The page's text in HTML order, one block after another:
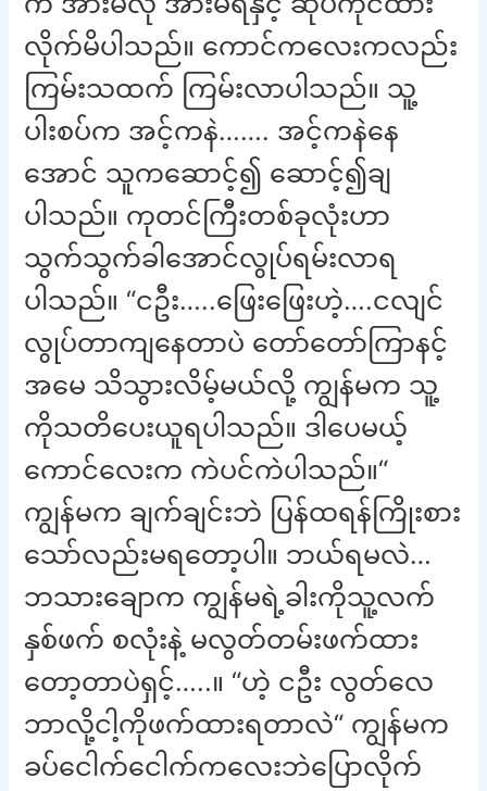
လိုက်မိပါသည်။ ကောင်ကလေးကလည်း
ကြမ်းသထက် ကြမ်းလာပါသည်။ သူ့
ပါးစပ်က အင့်ကနဲ……. အင့်ကနဲနေ
အောင် သူကဆောင့်၍ ဆောင့်၍ချ
ပါသည်။ ကုတင်ကြီးတစ်ခုလုံးဟာ
သွက်သွက်ခါအောင်လွုပ်ရမ်းလာရ
ပါသည်။ “ငဦး…..ဖြေးဖြေးဟဲ့….ငလျင်
လွုပ်တာကျနေတာပဲ တော်တော်ကြာနင့်
အမေ သိသွားလိမ့်မယ်လို့ ကျွန်မက သူ့
ကိုသတိပေးယူရပါသည်။ ဒါပေမယ့်
ကောင်လေးက ကဲပင်ကဲပါသည်။“
ကျွန်မက ချက်ချင်းဘဲ ပြန်ထရန်ကြိုးစား
သော်လည်းမရတော့ပါ။ ဘယ်ရမလဲ…
ဘသားချောက ကျွန်မရဲ့ခါးကိုသူ့လက်
နှစ်ဖက် စလုံးနဲ့ မလွတ်တမ်းဖက်ထား
တော့တာပဲရှင့်…..။ “ဟဲ့ ငဦး လွတ်လေ
ဘာလို့ငါ့ကိုဖက်ထားရတာလဲ“ ကျွန်မက
ခပ်ငေါက်ငေါက်ကလေးဘဲပြောလိုက်